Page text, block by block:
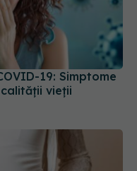
19: Simptome
vieții